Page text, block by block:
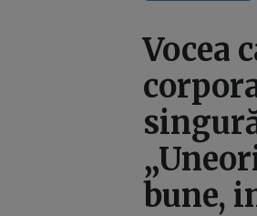
Vocea
bune,